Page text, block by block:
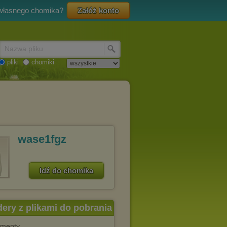
chomika? Załóż konto
pliki chomiki
wase1fgz
Idź do chomika
z plikami do pobrania